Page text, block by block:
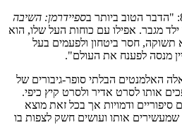
ספיידרמן: השיבה
ילד מגבר. אפילו עם כוחות העל שלו, הוא
תשוקה, חסר ביטחון ולפעמים בעל
מנסה לפענח את העולם".
אותו לסרט אדיר ולסרט קיץ כיפי.
ודמויות אך בכל זאת מוצא
שמעשירים אותו ועושים חשק לצפות בו